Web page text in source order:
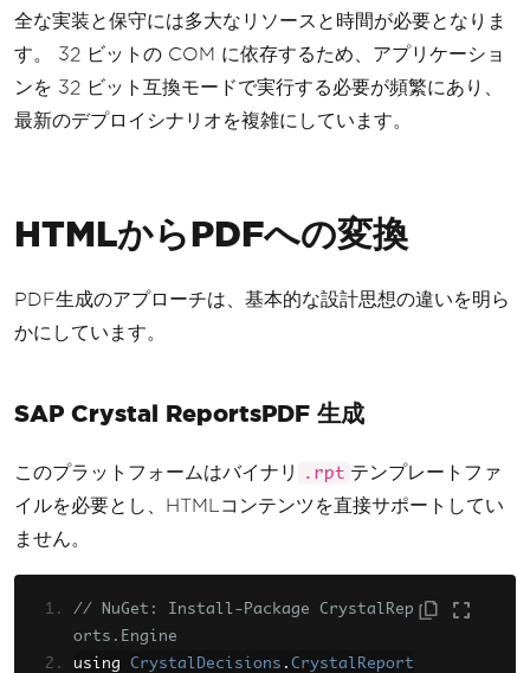
全な実装と保守には多大なリソースと時間が必要となりま
す。 32 ビットの COM に依存するため、アプリケーショ
ンを 32 ビット互換モードで実行する必要が頻繁にあり、
最新のデプロイシナリオを複雑にしています。
HTMLからPDFへの変換
PDF生成のアプローチは、基本的な設計思想の違いを明ら
かにしています。
SAP Crystal ReportsPDF 生成
このプラットフォームはバイナリ .rpt テンプレートファ
イルを必要とし、HTMLコンテンツを直接サポートしてい
ません。
// NuGet: Install-Package CrystalRep
orts.Engine
using CrystalDecisions . CrystalReport